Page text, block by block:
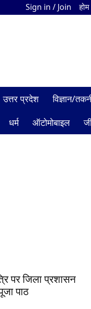
Sign in / Join होम
उत्तर प्रदेश विज्ञान/
धर्म ऑटोमोबाइल
पर जिला प्रशासन
पाठ